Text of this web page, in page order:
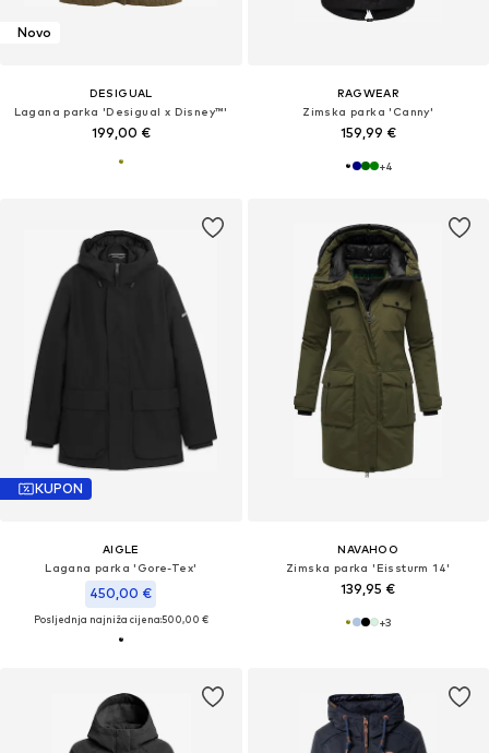
Novo
DESIGUAL
Lagana parka 'Desigual x Disney™'
199,00 €
RAGWEAR
Zimska parka 'Canny'
159,99 €
+4
KUPON
AIGLE
Lagana parka 'Gore-Tex'
450,00 €
Posljednja najniža cijena:500,00 €
NAVAHOO
Zimska parka 'Eissturm 14'
139,95 €
+3